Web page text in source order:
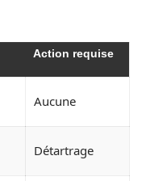
Action requise
Aucune
Détartrage